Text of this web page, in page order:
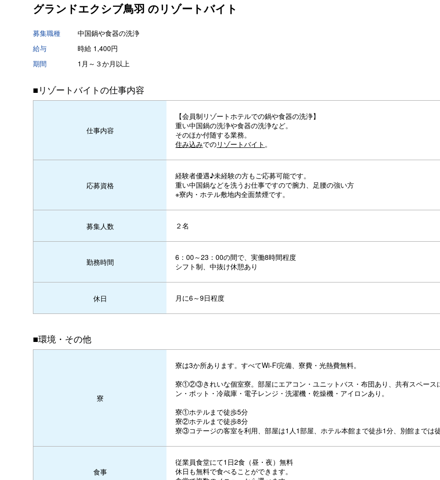
グランドエクシブ鳥羽 のリゾートバイト
募集職種
中国鍋や食器の洗浄
給与
時給 1,400円
期間
1月～３か月以上
■リゾートバイトの仕事内容
仕事内容
【会員制リゾートホテルでの鍋や食器の洗浄】
重い中国鍋の洗浄や食器の洗浄など。
そのほか付随する業務。
住み込みでのリゾートバイト 。
応募資格
経験者優遇♪未経験の方もご応募可能です。
重い中国鍋などを洗うお仕事ですので腕力、足腰の強い方
※寮内・ホテル敷地内全面禁煙です。
募集人数 ２名
勤務時間
6：00～23：00の間で、実働8時間程度
シフト制、中抜け休憩あり
休日 月に6～9日程度
■環境・その他
寮
寮は3か所あります。すべてWi-Fi完備、寮費・光熱費無料。
寮①②③きれいな個室寮。部屋にエアコン・ユニットバス・布団あり、共有スペース
ン・ポット・冷蔵庫・電子レンジ・洗濯機・乾燥機・アイロンあり。
寮①ホテルまで徒歩5分
寮②ホテルまで徒歩8分
寮③コテージの客室を利用、部屋は1人1部屋、ホテル本館まで徒歩1分、別館までは
食事
従業員食堂にて1日2食（昼・夜）無料
休日も無料で食べることができます。